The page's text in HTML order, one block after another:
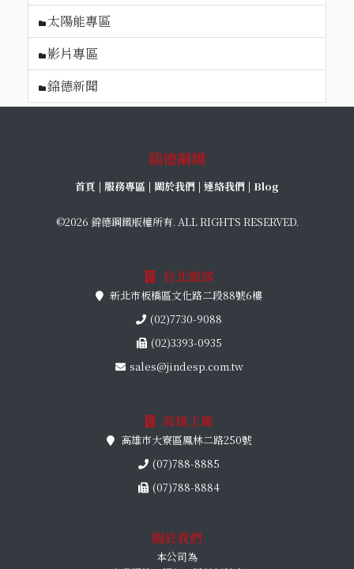
太陽能專區
影片專區
錦德新聞
錦德鋼鐵
首頁 | 服務專區 | 關於我們 | 連絡我們 | Blog
©2026 錦德鋼鐵版權所有. ALL RIGHTS RESERVED.
台北總部
新北市板橋區文化路二段88號6樓
(02)7730-9088
(02)3393-0935
sales@jindesp.com.tw
高雄工廠
高雄市大寮區鳳林二路250號
(07)788-8885
(07)788-8884
關於我們
本公司為